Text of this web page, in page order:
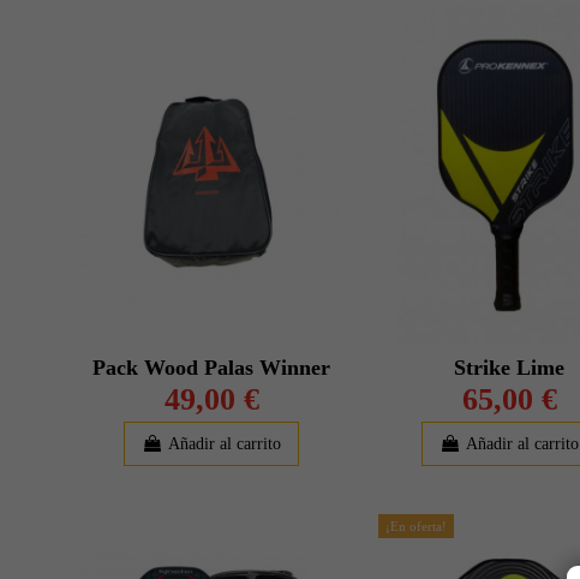
Pack Wood Palas Winner
49,00 €
Añadir al carrito
Strike Lime
65,00 €
Añadir al carrito
¡En oferta!